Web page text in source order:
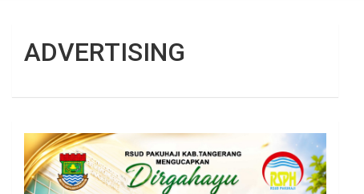
ADVERTISING